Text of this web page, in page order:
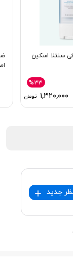
سنتلا اسکین
۱,۳۲۰,۰۰۰ تومان
%۳۳
جدید